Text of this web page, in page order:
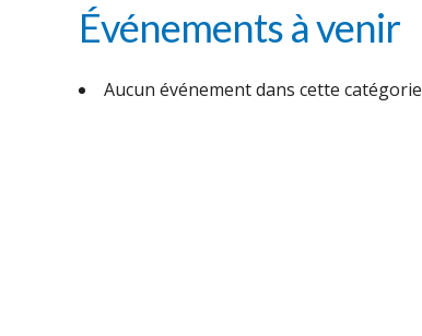
Événements à venir
Aucun événement dans cette catégorie